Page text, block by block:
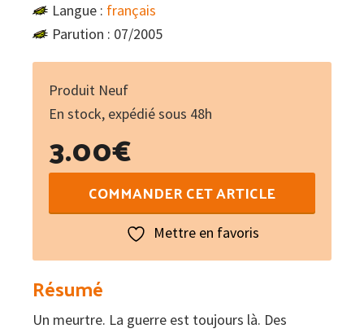
Langue : français
Parution : 07/2005
Produit Neuf
En stock, expédié sous 48h
3.00€
de
COMMANDER CET ARTICLE
Mettre en favoris
Résumé
Un meurtre. La guerre est toujours là. Des